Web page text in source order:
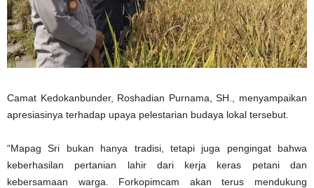
Camat Kedokanbunder, Roshadian Purnama, SH., menyampaikan
apresiasinya terhadap upaya pelestarian budaya lokal tersebut.
“Mapag Sri bukan hanya tradisi, tetapi juga pengingat bahwa
keberhasilan pertanian lahir dari kerja keras petani dan
kebersamaan warga. Forkopimcam akan terus mendukung